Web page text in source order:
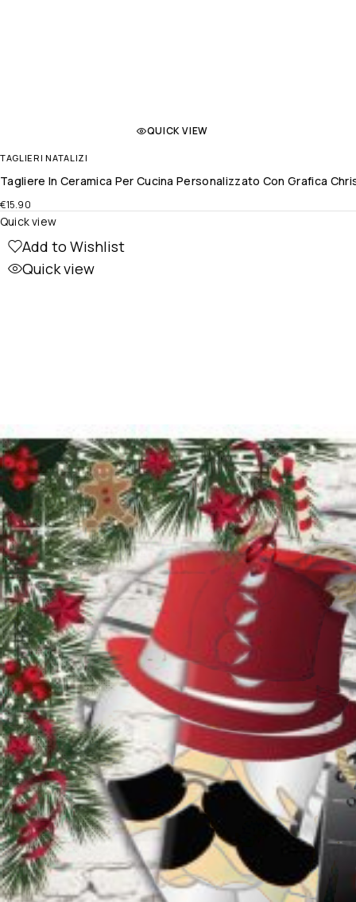
QUICK VIEW
TAGLIERI NATALIZI
Tagliere In Ceramica Per Cucina Personalizzato Con Grafica
€15.90
Add to Wishlist
Quick view
Quick view